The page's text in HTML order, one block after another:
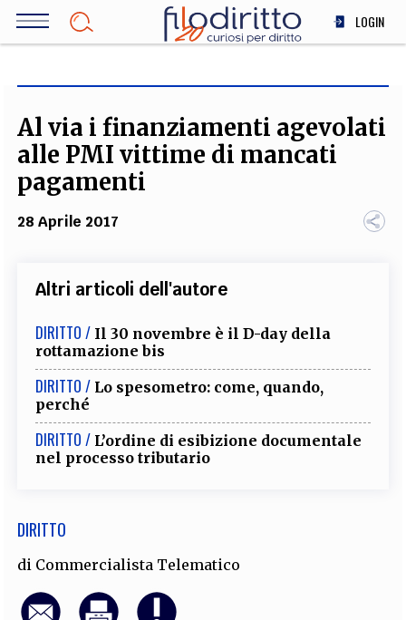
Salta
LOGIN
SOCIETÀ
MEDICINA
TEAM
FILODIRITTO REDAZIONE COMITATO SCIENTIFICO
FOTOGRAFI
PARTNER COLLABORA CON NOI
EXTRA
CODICI RUBRICHE LIBRI PROCEEDINGS
Al via i finanziamenti agevolati
alle PMI vittime di mancati
pagamenti
28 Aprile 2017
Altri articoli dell'autore
DIRITTO / Il 30 novembre è il D-day della
rottamazione bis
DIRITTO / Lo spesometro: come, quando,
perché
DIRITTO / L’ordine di esibizione documentale
nel processo tributario
DIRITTO
di Commercialista Telematico